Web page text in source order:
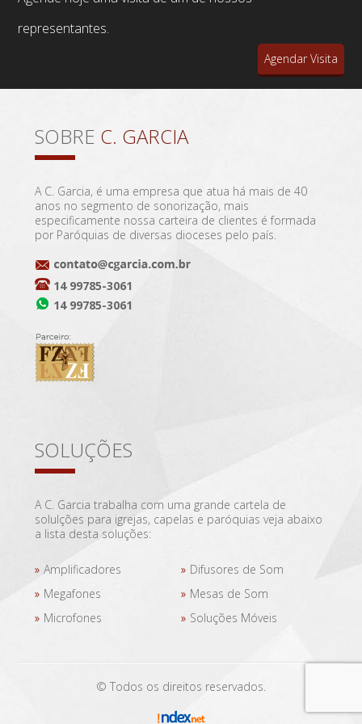
representantes.
Agendar Visita
SOBRE C. GARCIA
A C. Garcia, é uma empresa que atua há mais de 40
anos no segmento de sonorização, mais
especificamente nossa carteira de clientes é formada
por Paróquias de diversas dioceses pelo país.
14 99785-3061
14 99785-3061
SOLUÇÕES
A C. Garcia trabalha com uma grande cartela de
solulções para igrejas, capelas e paróquias veja abaixo
a lista desta soluções:
Amplificadores
Difusores de Som
Megafones
Mesas de Som
Microfones
Soluções Móveis
© Todos os direitos reservados.